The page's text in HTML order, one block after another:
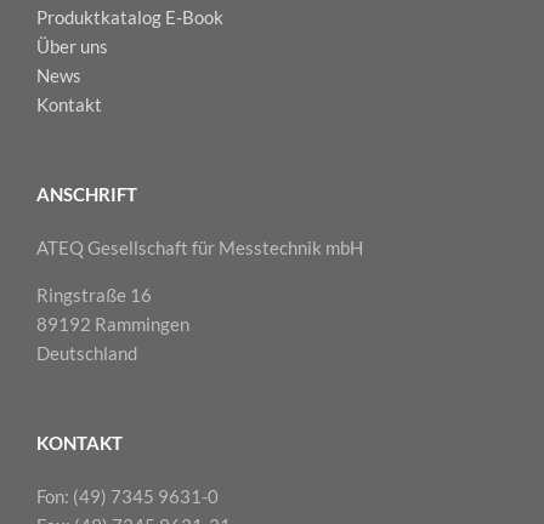
Produktkatalog E-Book
Über uns
News
Kontakt
ANSCHRIFT
ATEQ Gesellschaft für Messtechnik mbH
Ringstraße 16
89192 Rammingen
Deutschland
KONTAKT
Fon: (49) 7345 9631-0